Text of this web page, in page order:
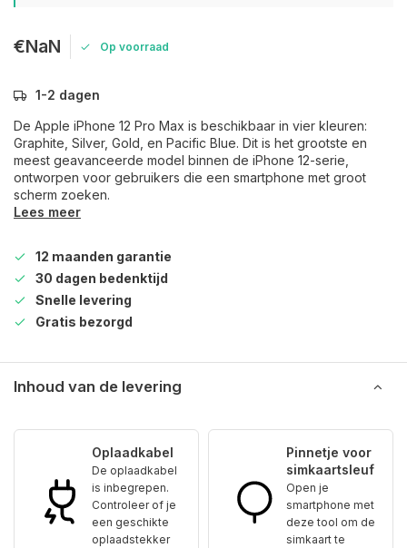
€NaN Op voorraad
1-2 dagen
De Apple iPhone 12 Pro Max is beschikbaar in vier kleuren:
Graphite, Silver, Gold, en Pacific Blue. Dit is het grootste en
meest geavanceerde model binnen de iPhone 12-serie,
ontworpen voor gebruikers die een smartphone met groot
scherm zoeken.
Lees meer
12 maanden garantie
30 dagen bedenktijd
Snelle levering
Gratis bezorgd
Inhoud van de levering
Oplaadkabel
De oplaadkabel
is inbegrepen.
Controleer of je
een geschikte
oplaadstekker
Pinnetje voor
simkaartsleuf
Open je
smartphone met
deze tool om de
simkaart te